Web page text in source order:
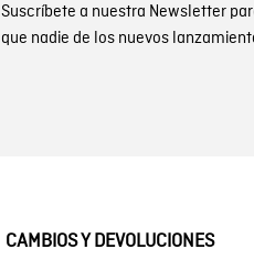
Suscríbete a nuestra Newsletter
que nadie de los nuevos
CAMBIOS Y DEVOLUCIONES